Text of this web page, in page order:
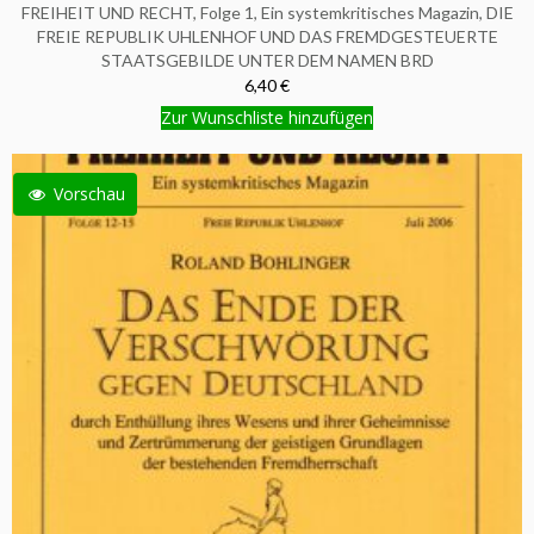
FREIHEIT UND RECHT, Folge 1, Ein systemkritisches Magazin, DIE
FREIE REPUBLIK UHLENHOF UND DAS FREMDGESTEUERTE
STAATSGEBILDE UNTER DEM NAMEN BRD
6,40 €
Zur Wunschliste hinzufügen
Vorschau